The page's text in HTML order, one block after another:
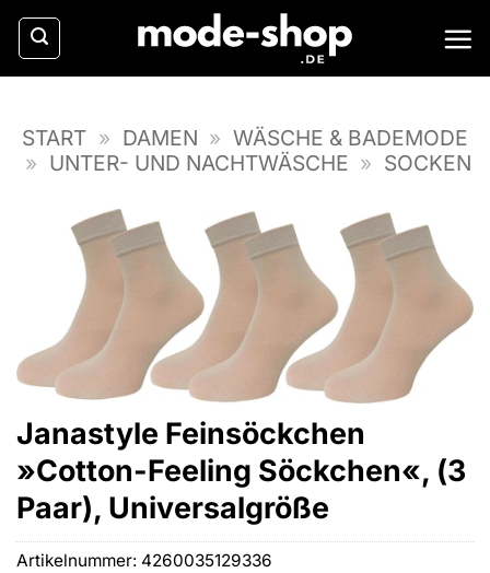
Zum
Inhalt
springen
START » DAMEN » WÄSCHE & BADEMODE
» UNTER- UND NACHTWÄSCHE » SOCKEN
Janastyle Feinsöckchen
»Cotton-Feeling Söckchen«, (3
Paar), Universalgröße
Artikelnummer: 4260035129336